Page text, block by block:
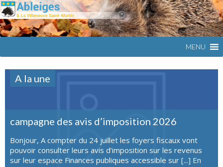
ABLEIGES
Commune
du Val
d'Oise
MENU
A la une
campagne des avis d’imposition 2026
Bonjour, A compter du 24 juillet les foyers fiscaux vont
pouvoir consulter leurs avis d’imposition sur les revenus
sur leur espace Finances publiques accessible sur [...] En